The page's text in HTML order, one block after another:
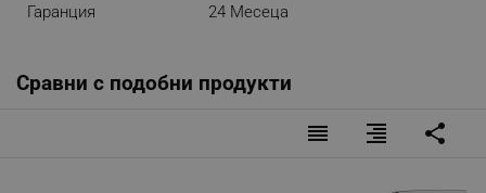
Гаранция 24 Месеца
Сравни с подобни продукти
reorder format_align_right share